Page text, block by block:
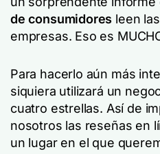
de consumidores leen
empresas. Eso es
Para hacerlo aún más
siquiera utilizará un
cuatro estrellas. Así de
nosotros las reseñas en
un lugar en el que